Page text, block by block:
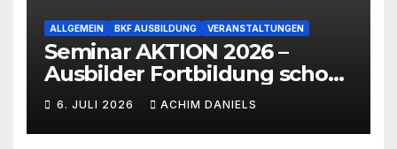
ALLGEMEIN BKF AUSBILDUNG VERANSTALTUNGEN
Seminar AKTION 2026 –
Ausbilder Fortbildung schon
ab 399€!!!
6. JULI 2026 ACHIM DANIELS